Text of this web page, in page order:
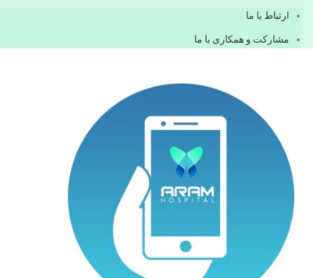
ارتباط با ما
مشاركت و همكاری با ما